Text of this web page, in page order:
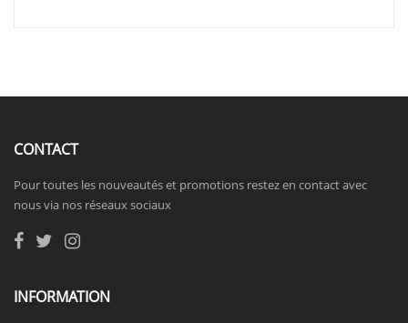
CONTACT
Pour toutes les nouveautés et promotions restez en contact avec
nous via nos réseaux sociaux
INFORMATION